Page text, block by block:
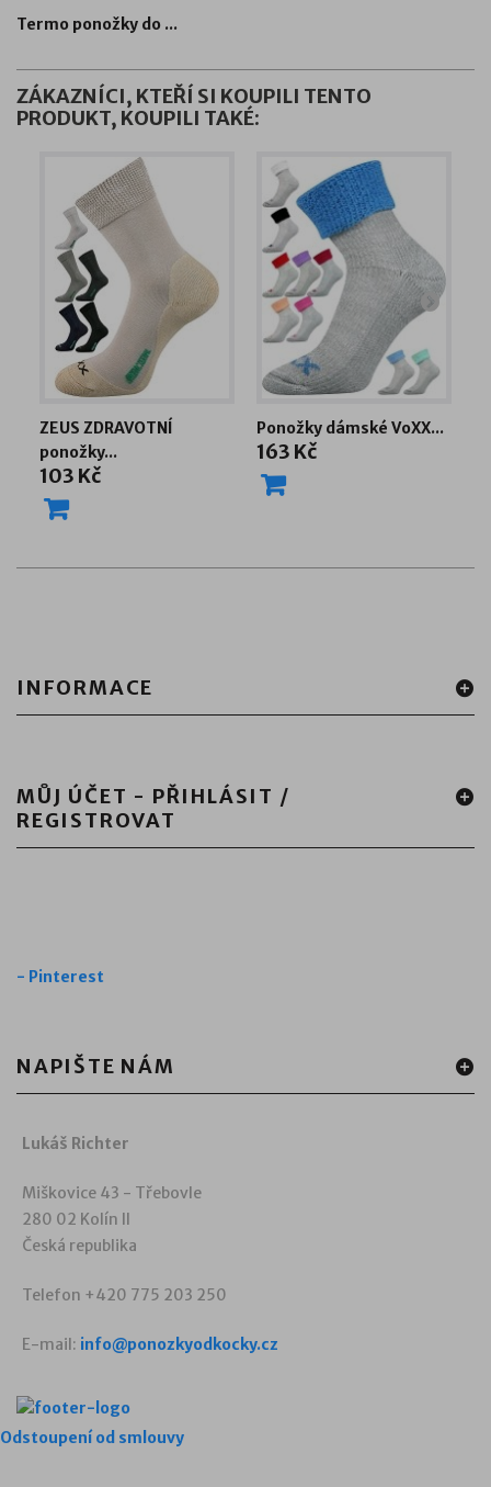
Termo ponožky do ...
ZÁKAZNÍCI, KTEŘÍ SI KOUPILI TENTO
PRODUKT, KOUPILI TAKÉ:
ZEUS ZDRAVOTNÍ
ponožky...
103 Kč
Ponožky dámské VoXX...
163 Kč
INFORMACE
MŮJ ÚČET - PŘIHLÁSIT /
REGISTROVAT
- Pinterest
NAPIŠTE NÁM
Lukáš Richter
Miškovice 43 - Třebovle
280 02 Kolín II
Česká republika
Telefon +420 775 203 250
E-mail: info@ponozkyodkocky.cz
Odstoupení od smlouvy